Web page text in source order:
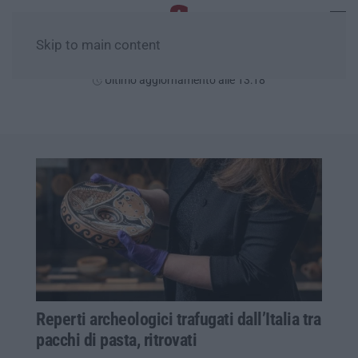
Skip to main content
Ultimo aggiornamento alle 13:18
Reperti archeologici trafugati dall’Italia tra
pacchi di pasta, ritrovati